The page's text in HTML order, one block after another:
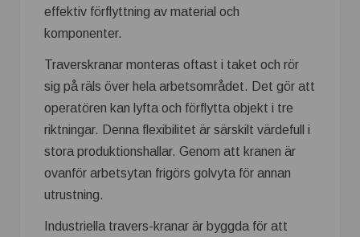
effektiv förflyttning av material och
komponenter.
Traverskranar monteras oftast i taket och rör
sig på räls över hela arbetsområdet. Det gör att
operatören kan lyfta och förflytta objekt i tre
riktningar. Denna flexibilitet är särskilt värdefull i
stora produktionshallar. Genom att kranen är
ovanför arbetsytan frigörs golvyta för annan
utrustning.
Industriella travers-kranar är byggda för att